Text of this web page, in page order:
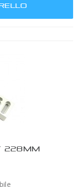
228MM